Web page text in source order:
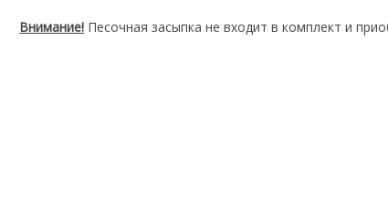
Внимание! Песочная засыпка не входит в комплект и